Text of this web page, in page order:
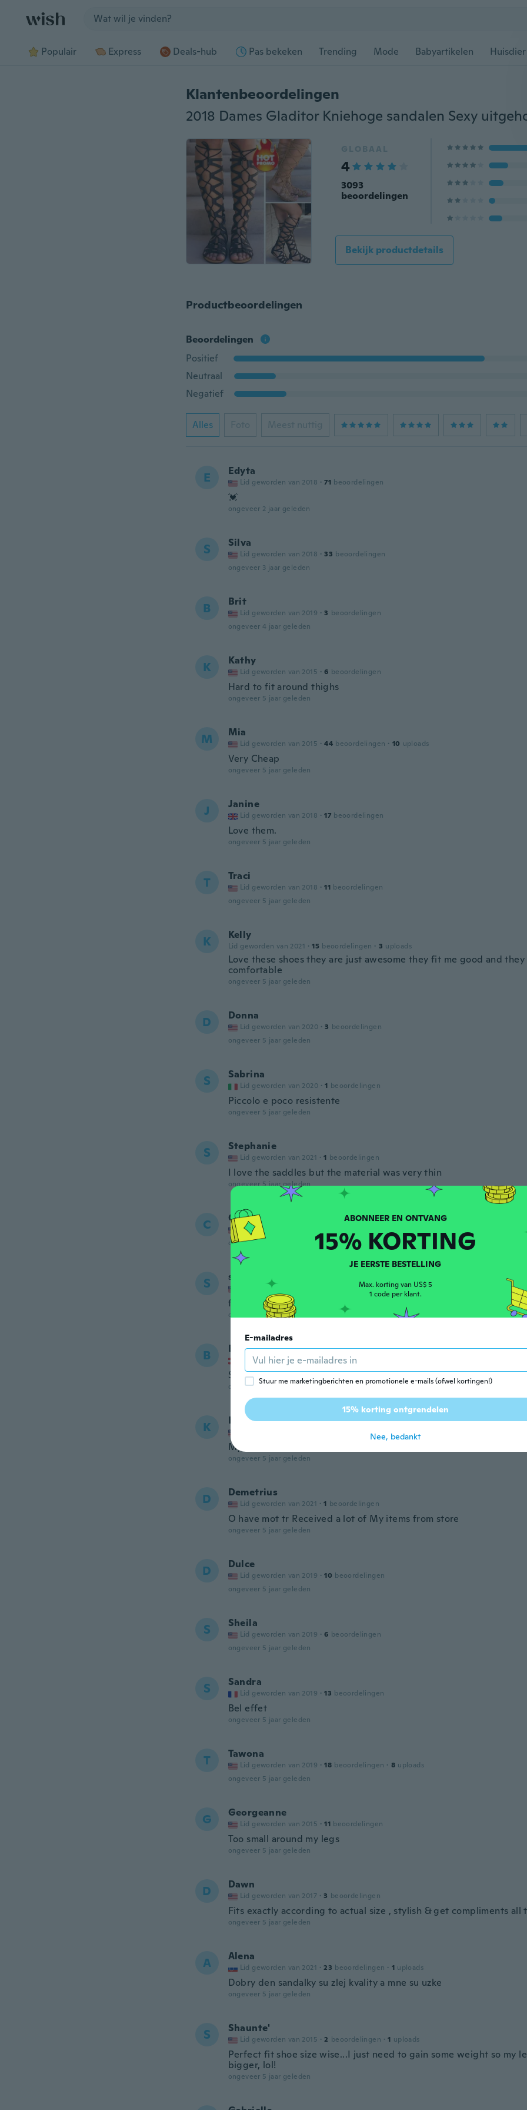
Populair Express Deals-hub Pas bekeken Trending Mode Babyartikelen
Klantenbeoordelingen
GLOBAAL
4
3093
beoordelingen
Bekijk productdetails
Productbeoordelingen
Beoordelingen
Positief
Neutraal
Negatief
Alles Foto Meest nuttig
E Edyta
Lid geworden van 2018 · 71 beoordelingen
💓
ongeveer 2 jaar geleden
S Silva
Lid geworden van 2018 · 33 beoordelingen
ongeveer 3 jaar geleden
B Brit
Lid geworden van 2019 · 3 beoordelingen
ongeveer 4 jaar geleden
K Kathy
Lid geworden van 2015 · 6 beoordelingen
Hard to fit around thighs
ongeveer 5 jaar geleden
M Mia
Lid geworden van 2015 · 44 beoordelingen · 10 uploads
Very Cheap
ongeveer 5 jaar geleden
J Janine
Lid geworden van 2018 · 17 beoordelingen
Love them.
ongeveer 5 jaar geleden
T Traci
Lid geworden van 2018 · 11 beoordelingen
ongeveer 5 jaar geleden
K Kelly
Lid geworden van 2021 · 15 beoordelingen · 3 uploads
Love these shoes they are just awesome they fit me good and they
comfortable
ongeveer 5 jaar geleden
D Donna
Lid geworden van 2020 · 3 beoordelingen
ongeveer 5 jaar geleden
S Sabrina
Lid geworden van 2020 · 1 beoordelingen
Piccolo e poco resistente
ongeveer 5 jaar geleden
S Stephanie
Lid geworden van 2021 · 1 beoordelingen
I love the saddles but the material was very thin
ongeveer 5 jaar geleden
C Chira
Lid geworden van 2019
ongeveer 5 jaar geleden
S steve
Lid geworden van 2017 beoordelingen · 87 uploads
feel great, strap broke first time i put it on left. 😞
ongeveer 5 jaar geleden
B Biljana
Lid geworden van 2019 · 6 beoordelingen
Super....
ongeveer 5 jaar geleden
K Kathy
beoordelingen
My shoes supposed to have been a size 10
ongeveer 5 jaar geleden
D Demetrius
Lid geworden van 2021 · 1 beoordelingen
O have mot tr Received a lot of My items from store
ongeveer 5 jaar geleden
D Dulce
Lid geworden van 2019 · 10 beoordelingen
ongeveer 5 jaar geleden
S Sheila
Lid geworden van 2019 · 6 beoordelingen
ongeveer 5 jaar geleden
S Sandra
Lid geworden van 2019 · 13 beoordelingen
Bel effet
ongeveer 5 jaar geleden
T Tawona
Lid geworden van 2019 · 18 beoordelingen · 8 uploads
ongeveer 5 jaar geleden
G Georgeanne
Lid geworden van 2015 · 11 beoordelingen
Too small around my legs
ongeveer 5 jaar geleden
D Dawn
Lid geworden van 2017 · 3 beoordelingen
Fits exactly according to actual size , stylish & get compliments all
ongeveer 5 jaar geleden
A Alena
Lid geworden van 2021 · 23 beoordelingen · 1 uploads
Dobry den sandalky su zlej kvality a mne su uzke
ongeveer 5 jaar geleden
S Shaunte'
Lid geworden van 2015 · 2 beoordelingen · 1 uploads
Perfect fit shoe size wise...I just need to gain some weight so my
bigger, lol!
ongeveer 5 jaar geleden
ABONNEER EN ONTVANG
15% KORTING
JE EERSTE BESTELLING
Max. korting van US$ 5
1 code per klant.
E-mailadres
Stuur me marketingberichten en promotionele e-mails (ofwel kortingen!)
15% korting ontgrendelen
Nee, bedankt